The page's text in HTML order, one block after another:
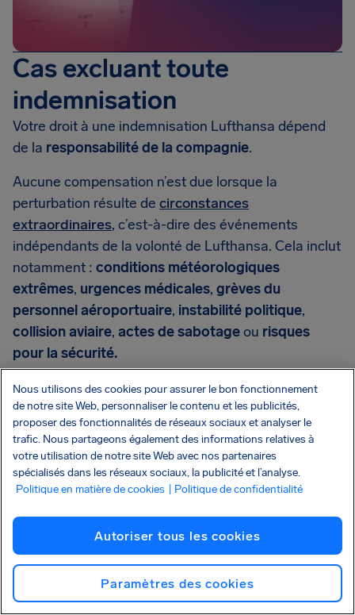
Cas excluant toute
indemnisation
Votre droit à une indemnisation Lufthansa dépend
de la responsabilité de la compagnie.
Aucune compensation n’est due lorsque la
perturbation résulte de circonstances
extraordinaires, c’est-à-dire des événements
indépendants de la volonté de Lufthansa. Cela inclut
notamment : conditions météorologiques
extrêmes, urgences médicales, grèves du
personnel aéroportuaire, instabilité politique,
collision aviaire, actes de sabotageou risques
pour la sécurité.
Le tableau ci-dessous récapitule les situations dans
lesquelles une indemnisation peut être envisagée
Indemnisation possible
Perturbations liées à des problèmes
opérationnels (ex. : panne technique)
Nous utilisons des cookies pour assurer le bon fonctionnement
de notre site Web, personnaliser le contenu et les publicités,
proposer des fonctionnalités de réseaux sociaux et analyser le
trafic. Nous partageons également des informations relatives à
votre utilisation de notre site Web avec nos partenaires
spécialisés dans les réseaux sociaux, la publicité et l’analyse.
Politique en matière de cookies
| Politique de confidentialité
Autoriser tous les cookies
Paramètres des cookies